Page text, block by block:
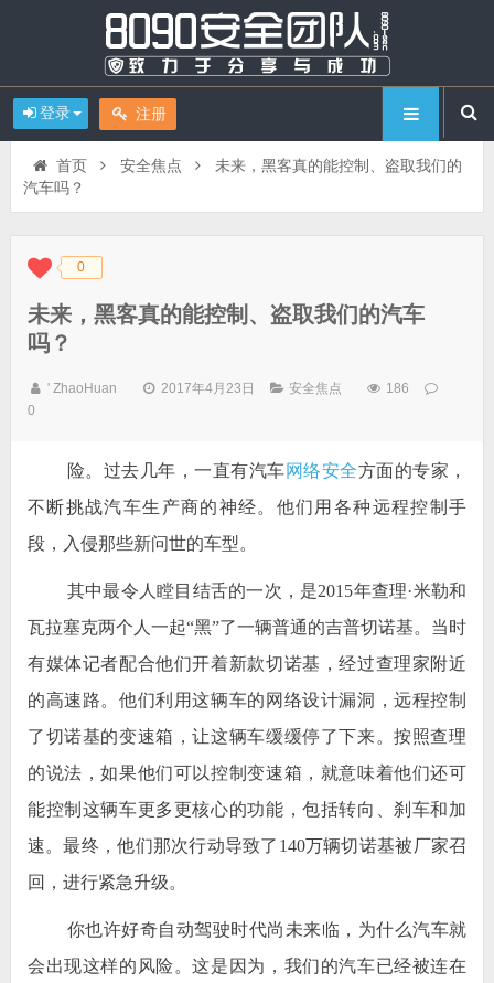
登录 注册
首页 安全焦点
未来，黑客真的能控制、盗取我们的
汽车吗？
◆◆ 0
未来，黑客真的能控制、盗取我们的汽车
吗？
' ZhaoHuan 2017年4月23日 安全焦点
186
0
险。过去几年，一直有汽车网络安全方面的专家，
不断挑战汽车生产商的神经。他们用各种远程控制手
段，入侵那些新问世的车型。
其中最令人瞠目结舌的一次，是2015年查理·米勒和
瓦拉塞克两个人一起“黑”了一辆普通的吉普切诺基。当时
有媒体记者配合他们开着新款切诺基，经过查理家附近
的高速路。他们利用这辆车的网络设计漏洞，远程控制
了切诺基的变速箱，让这辆车缓缓停了下来。按照查理
的说法，如果他们可以控制变速箱，就意味着他们还可
能控制这辆车更多更核心的功能，包括转向、刹车和加
速。最终，他们那次行动导致了140万辆切诺基被厂家召
回，进行紧急升级。
你也许好奇自动驾驶时代尚未来临，为什么汽车就
会出现这样的风险。这是因为，我们的汽车已经被连在